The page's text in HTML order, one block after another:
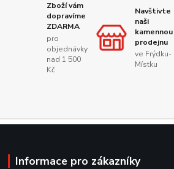
Zboží vám
dopravíme
ZDARMA
pro
objednávky
nad 1 500
Kč
Navštivte
naši
kamennou
prodejnu
ve Frýdku-
Místku
Informace pro zákazníky